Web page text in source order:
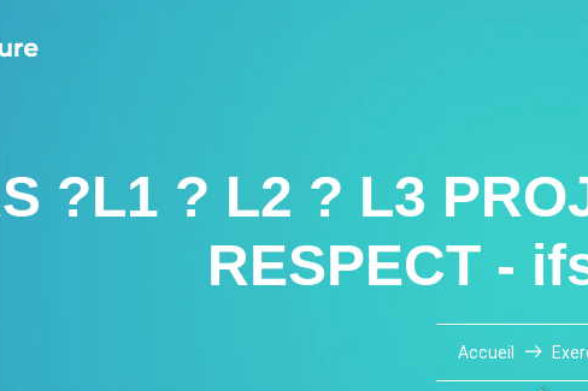
?L1 ? L2 ? L3
RESPECT -
Accueil